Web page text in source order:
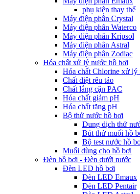
phụ kiện thay thế
Máy điện phân Crystal
Máy điện phân Waterco
Máy điện phân Kripsol
Máy điện phân Astral
Máy điện phân Zodiac
Hóa chất xử lý nước hồ bơi
Hóa chất Chlorine xử lý
Chất diệt rêu tảo
Chất lắng cặn PAC
Hóa chất giảm pH
Hóa chất tăng pH
Bộ thử nước hồ bơi
Dung dịch thử
Bút thử muối hồ
Bộ test nước hồ
Muối dùng cho hồ bơi
Đèn hồ bơi - Đèn dưới nước
Đèn LED hồ bơi
Đèn LED Emaux
Đèn LED Pentair